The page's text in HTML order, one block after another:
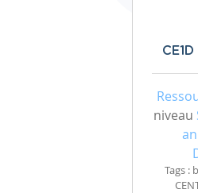
niveau
Tags :